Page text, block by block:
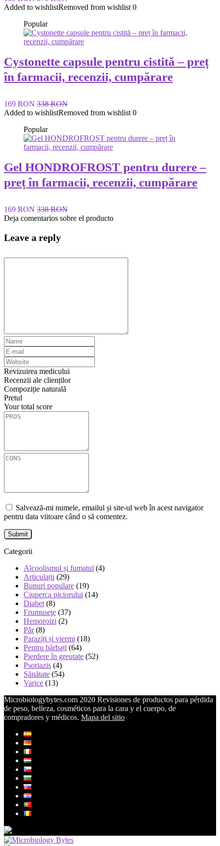
Added to wishlistRemoved from wishlist 0
Popular
Cystonette capsule pentru cistită – preț
în farmacii, recenzii, cumpărare
169 RON 338 RON
Added to wishlistRemoved from wishlist 0
Popular
Gel HONDROFROST pentru durere –
preț în farmacii, recenzii, cumpărare
169 RON 338 RON
Deja comentarios sobre el producto
Leave a reply
Revizuirea medicului
Recenzii ale clienților
Compoziție naturală
Pretul
Your total score
Salvează-mi numele, emailul și site-ul web în acest navigator
pentru data viitoare când o să comentez.
Categorii
Alcoolismul și fumatul (4)
Articulații (29)
Bunuri populare (19)
Ciuperca piciorului (14)
Diabet (8)
Frumuseţe (37)
Hemoroizi (2)
Păr(8)
Paraziți și viermi (18)
Pentru bărbați (64)
Pierdere în greutate (52)
Psoriazis (4)
Sănătate (54)
Varice (13)
Microbiologybytes.com 2020 Revisiones de productos para pérdida
de peso, belleza, cosméticos para la cara y el cuerpo, de
compradores y médicos. Mapa del sitio